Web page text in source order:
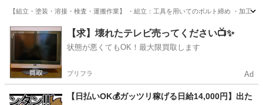
【組立・塗装・溶接・検査・運搬作業】 ・組立：工具を用いてのボルト締め ・加工
兵庫 伊丹市 軽作業 時給
【求】壊れたテレビ売ってください📺✨
状態が悪くてもOK！最大限買取します
プリフラ Ad
【日払いOK💰ガッツリ稼げる日給14,000円】出た